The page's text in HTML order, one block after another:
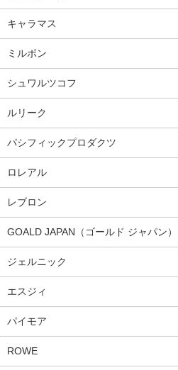
キャラマス
ミルボン
シュワルツコフ
ルリーク
パシフィックプロダクツ
ロレアル
レブロン
GOALD JAPAN（ゴールド ジャパン）
ジェルニック
エスジィ
パイモア
ROWE